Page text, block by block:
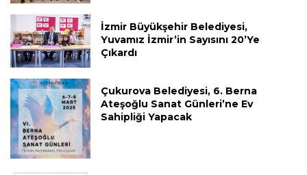
İzmir Büyükşehir Belediyesi,
Yuvamız İzmir’in Sayısını 20’ye
Çıkardı
Çukurova Belediyesi, 6. Berna
Ateşoğlu Sanat Günleri’ne Ev
Sahipliği Yapacak